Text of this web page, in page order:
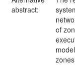
abstract:
of